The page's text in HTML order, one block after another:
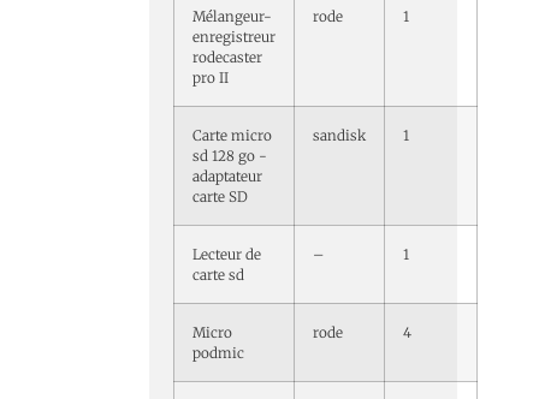
Mélangeur-
enregistreur
rodecaster
pro II
rode 1
Carte micro
sd 128 go -
adaptateur
carte SD
sandisk 1
Lecteur de
carte sd
– 1
Micro
podmic
rode 4